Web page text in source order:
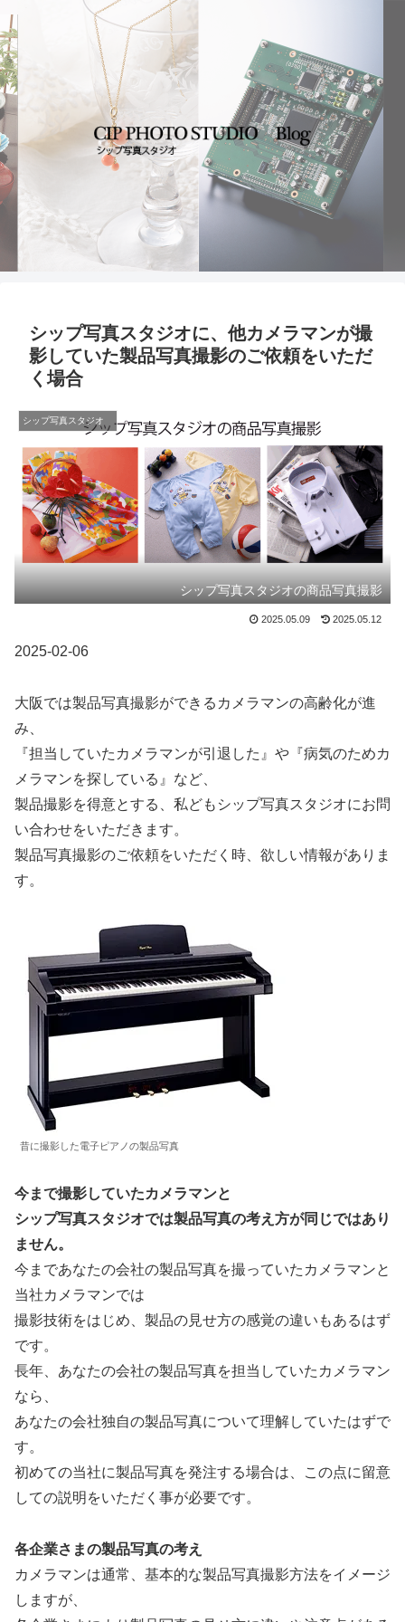
シップ写真スタジオに、他カメラマンが撮
影していた製品写真撮影のご依頼をいただ
く場合
シップ写真スタジオ
シップ写真スタジオの商品写真撮影
2025.05.09 2025.05.12
2025-02-06
大阪では製品写真撮影ができるカメラマンの高齢化が進
み、
『担当していたカメラマンが引退した』や『病気のためカ
メラマンを探している』など、
製品撮影を得意とする、私どもシップ写真スタジオにお問
い合わせをいただきます。
製品写真撮影のご依頼をいただく時、欲しい情報がありま
す。
昔に撮影した電子ピアノの製品写真
今まで撮影していたカメラマンと
シップ写真スタジオでは製品写真の考え方が同じではあり
ません。
今まであなたの会社の製品写真を撮っていたカメラマンと
当社カメラマンでは
撮影技術をはじめ、製品の見せ方の感覚の違いもあるはず
です。
長年、あなたの会社の製品写真を担当していたカメラマン
なら、
あなたの会社独自の製品写真について理解していたはずで
す。
初めての当社に製品写真を発注する場合は、この点に留意
しての説明をいただく事が必要です。
各企業さまの製品写真の考え
カメラマンは通常、基本的な製品写真撮影方法をイメージ
しますが、